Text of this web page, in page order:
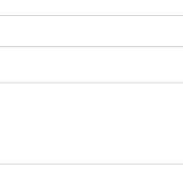
K načtení služby Google Maps